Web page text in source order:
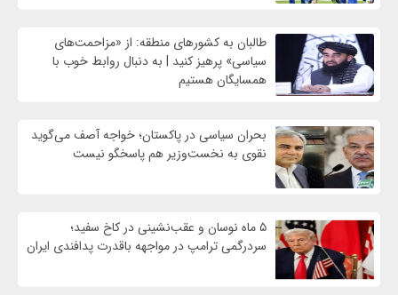
طالبان به کشورهای منطقه: از «مزاحمت‌های
سیاسی» پرهیز کنید | به دنبال روابط خوب با
همسایگان هستیم
بحران سیاسی در پاکستان؛ خواجه آصف می‌گوید
نقوی به نخست‌وزیر هم پاسخگو نیست
۵ ماه نوسان و عقب‌نشینی در کاخ سفید؛
سردرگمی ترامپ در مواجهه باقدرت پدافندی ایران